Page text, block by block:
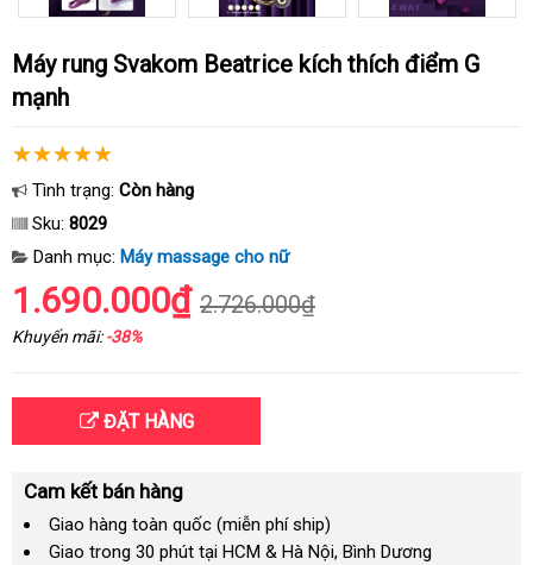
Máy rung Svakom Beatrice kích thích điểm G
mạnh
Tình trạng: Còn hàng
Sku: 8029
Danh mục: Máy massage cho nữ
1.690.000₫ 2.726.000₫
Khuyến mãi:-38%
ĐẶT HÀNG
Cam kết bán hàng
Giao hàng toàn quốc (miễn phí ship)
Giao trong 30 phút tại HCM & Hà Nội, Bình Dương